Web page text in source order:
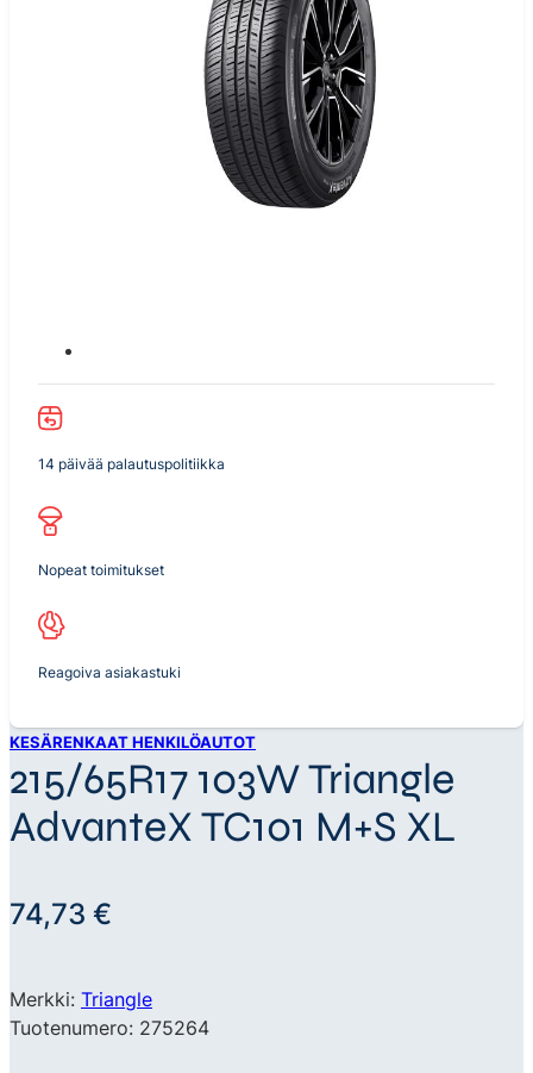
14 päivää palautuspolitiikka
Nopeat toimitukset
Reagoiva asiakastuki
KESÄRENKAAT HENKILÖAUTOT
215/65R17 103W Triangle
AdvanteX TC101 M+S XL
74,73 €
Merkki: Triangle
Tuotenumero: 275264